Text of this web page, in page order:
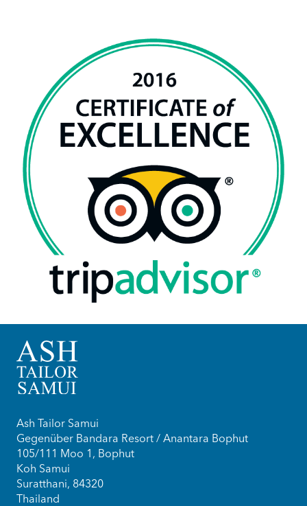
Ash Tailor Samui
Gegenüber Bandara Resort / Anantara Bophut
105/111 Moo 1, Bophut
Koh Samui
Suratthani, 84320
Thailand